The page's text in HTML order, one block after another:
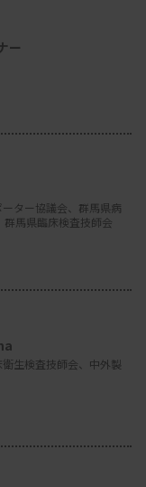
ー
ター協議会、群馬県病
馬県臨床検査技師会
生検査技師会、中外製